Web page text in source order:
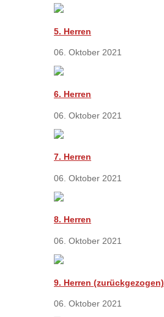
5. Herren
06. Oktober 2021
6. Herren
06. Oktober 2021
7. Herren
06. Oktober 2021
8. Herren
06. Oktober 2021
9. Herren (zurückgezogen)
06. Oktober 2021